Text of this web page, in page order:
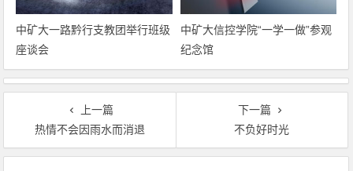
中矿大一路黔行支教团举行班级
座谈会
中矿大信控学院“一学一做”参观
纪念馆
上一篇
热情不会因雨水而消退
下一篇
不负好时光